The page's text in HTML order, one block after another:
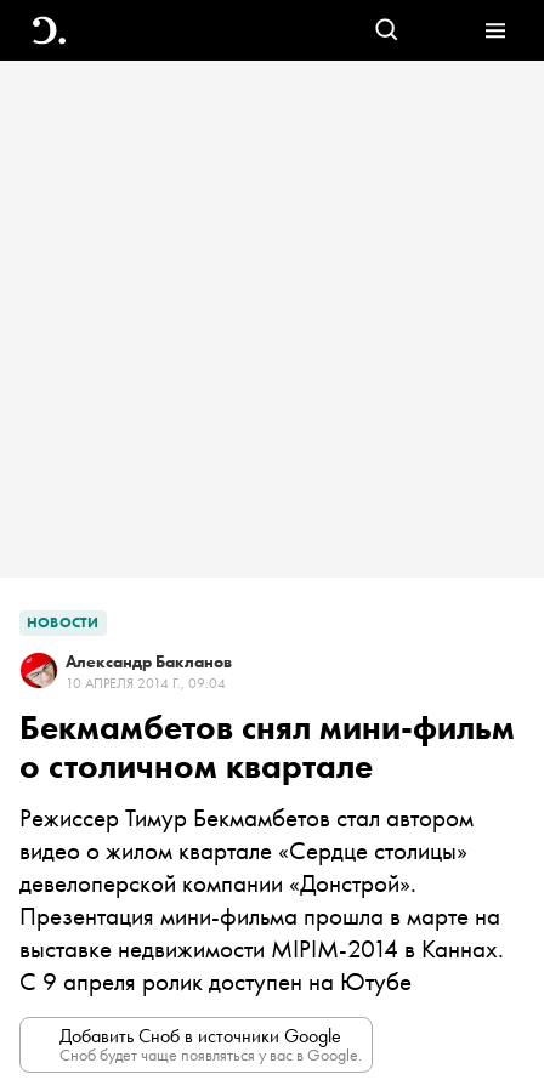
НОВОСТИ
Александр Бакланов
10 АПРЕЛЯ 2014 Г., 09:04
Бекмамбетов снял мини-фильм
о столичном квартале
Режиссер Тимур Бекмамбетов стал автором
видео о жилом квартале «Сердце столицы»
девелоперской компании «Донстрой».
Презентация мини-фильма прошла в марте на
выставке недвижимости MIPIM-2014 в Каннах.
С 9 апреля ролик доступен на Ютубе
Добавить Сноб в источники Google
Сноб будет чаще появляться у вас в Google.